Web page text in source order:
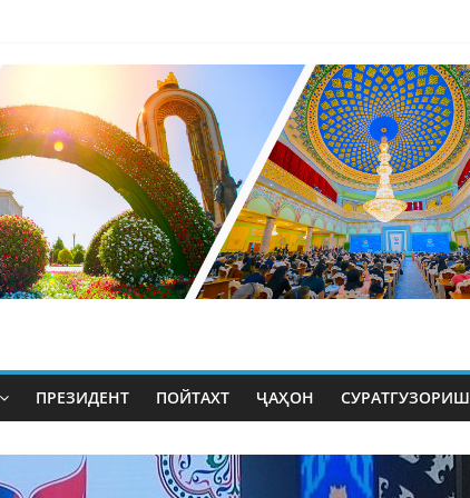
ПРЕЗИДЕНТ ПОЙТАХТ ҶАҲОН СУРАТГУЗОРИШ